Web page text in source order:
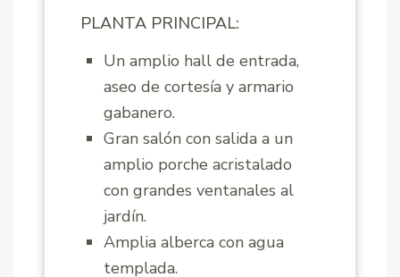
PLANTA PRINCIPAL:
Un amplio hall de entrada,
aseo de cortesía y armario
gabanero.
Gran salón con salida a un
amplio porche acristalado
con grandes ventanales al
jardín.
Amplia alberca con agua
templada.